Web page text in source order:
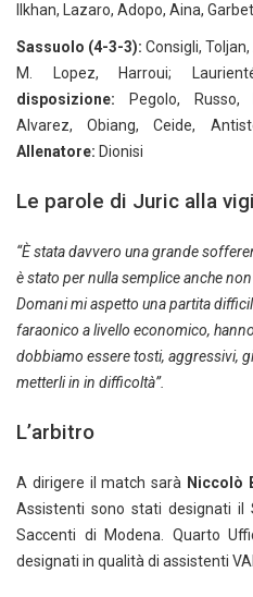
Ilkhan, Lazaro, Adopo, Aina,
Sassuolo (4-3-3): Consigli,
M. Lopez, Harroui;
disposizione: Pegolo, Russo,
Alvarez, Obiang, Ceide,
Allenatore: Dionisi
Le parole di Juric alla
“È stata davvero una grande
è stato per nulla semplice anche
Domani mi aspetto una partita
faraonico a livello economico,
dobbiamo essere tosti, aggressivi,
metterli in in difficoltà”.
L’arbitro
A dirigere il match sarà Niccolò
Assistenti sono stati designati il
Saccenti di Modena. Quarto
designati in qualità di assistenti